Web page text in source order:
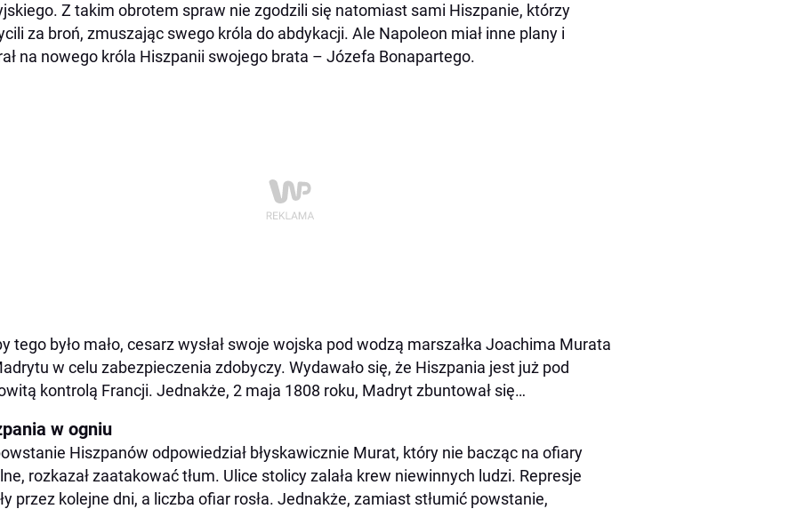
Z takim obrotem spraw nie zgodzili się natomiast sami Hiszpanie, którzy
za broń, zmuszając swego króla do abdykacji. Ale Napoleon miał inne plany i
na nowego króla Hiszpanii swojego brata – Józefa Bonapartego.
tego było mało, cesarz wysłał swoje wojska pod wodzą marszałka Joachima Murata
w celu zabezpieczenia zdobyczy. Wydawało się, że Hiszpania jest już pod
kontrolą Francji. Jednakże, 2 maja 1808 roku, Madryt zbuntował się…
w ogniu
Hiszpanów odpowiedział błyskawicznie Murat, który nie bacząc na ofiary
rozkazał zaatakować tłum. Ulice stolicy zalała krew niewinnych ludzi. Represje
przez kolejne dni, a liczba ofiar rosła. Jednakże, zamiast stłumić powstanie,